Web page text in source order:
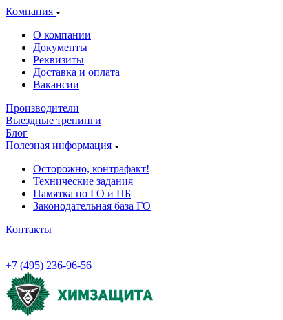
Компания
О компании
Документы
Реквизиты
Доставка и оплата
Вакансии
Производители
Выездные тренинги
Блог
Полезная информация
Осторожно, контрафакт!
Технические задания
Памятка по ГО и ПБ
Законодательная база ГО
Контакты
+7 (495) 236-96-56